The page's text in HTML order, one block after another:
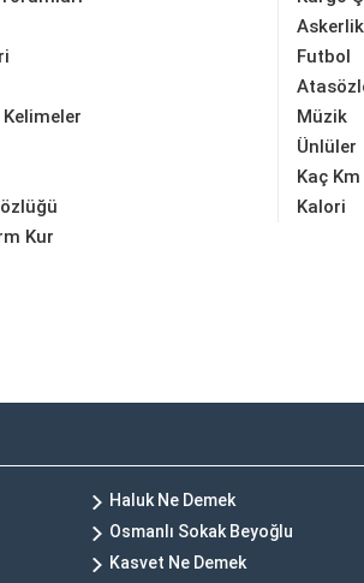
Askerlik
Kelimeler
Futbol
Müzik
Ünlüler
Kaç Km
Kalori
Kur
Haluk Ne Demek
Osmanlı Sokak Beyoğlu
Kasvet Ne Demek